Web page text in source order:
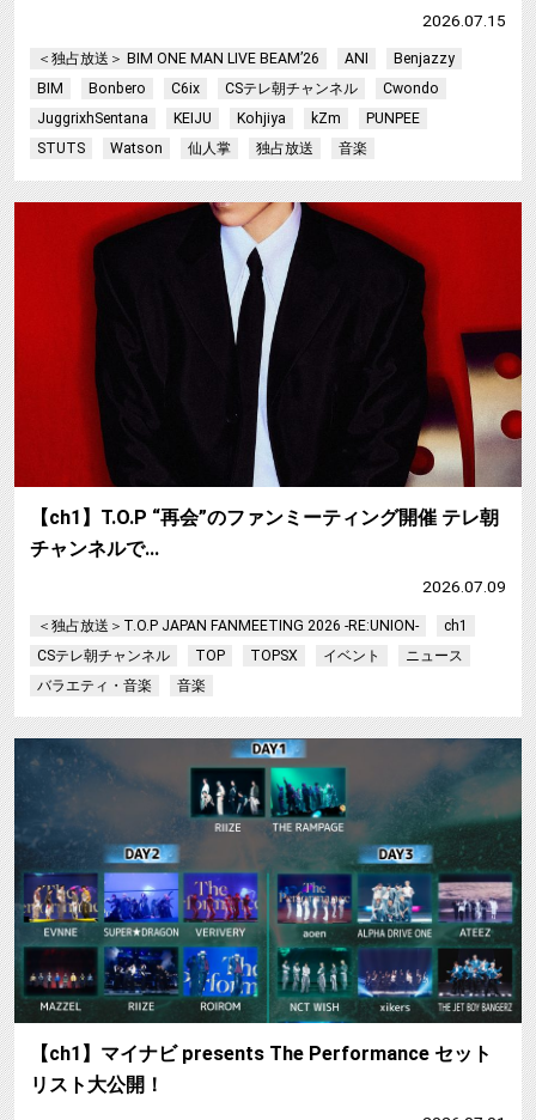
2026.07.15
＜独占放送＞ BIM ONE MAN LIVE BEAM’26 ANI
Benjazzy
BIM
Bonbero C6ix CSテレ朝チャンネル
Cwondo
JuggrixhSentana
KEIJU Kohjiya kZm
PUNPEE
STUTS
Watson 仙人掌 独占放送 音楽
【ch1】T.O.P “再会”のファンミーティング開催 テレ朝
チャンネルで…
2026.07.09
＜独占放送＞T.O.P JAPAN FANMEETING 2026 -RE:UNION-
ch1
CSテレ朝チャンネル
TOP TOPSX イベント
ニュース
バラエティ・音楽
音楽
【ch1】マイナビ presents The Performance セット
リスト大公開！